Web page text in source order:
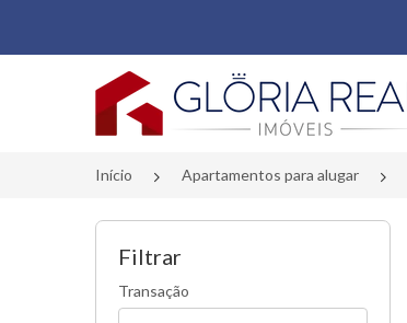
Página inicial
Início Apartamentos para alugar
Filtrar
Transação